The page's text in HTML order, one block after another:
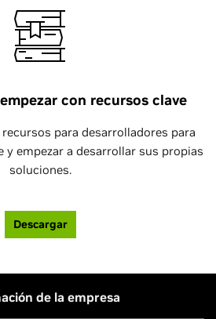
con recursos clave
para desarrolladores para
y empezar a desarrollar sus propias
soluciones.
Descargar
de la empresa